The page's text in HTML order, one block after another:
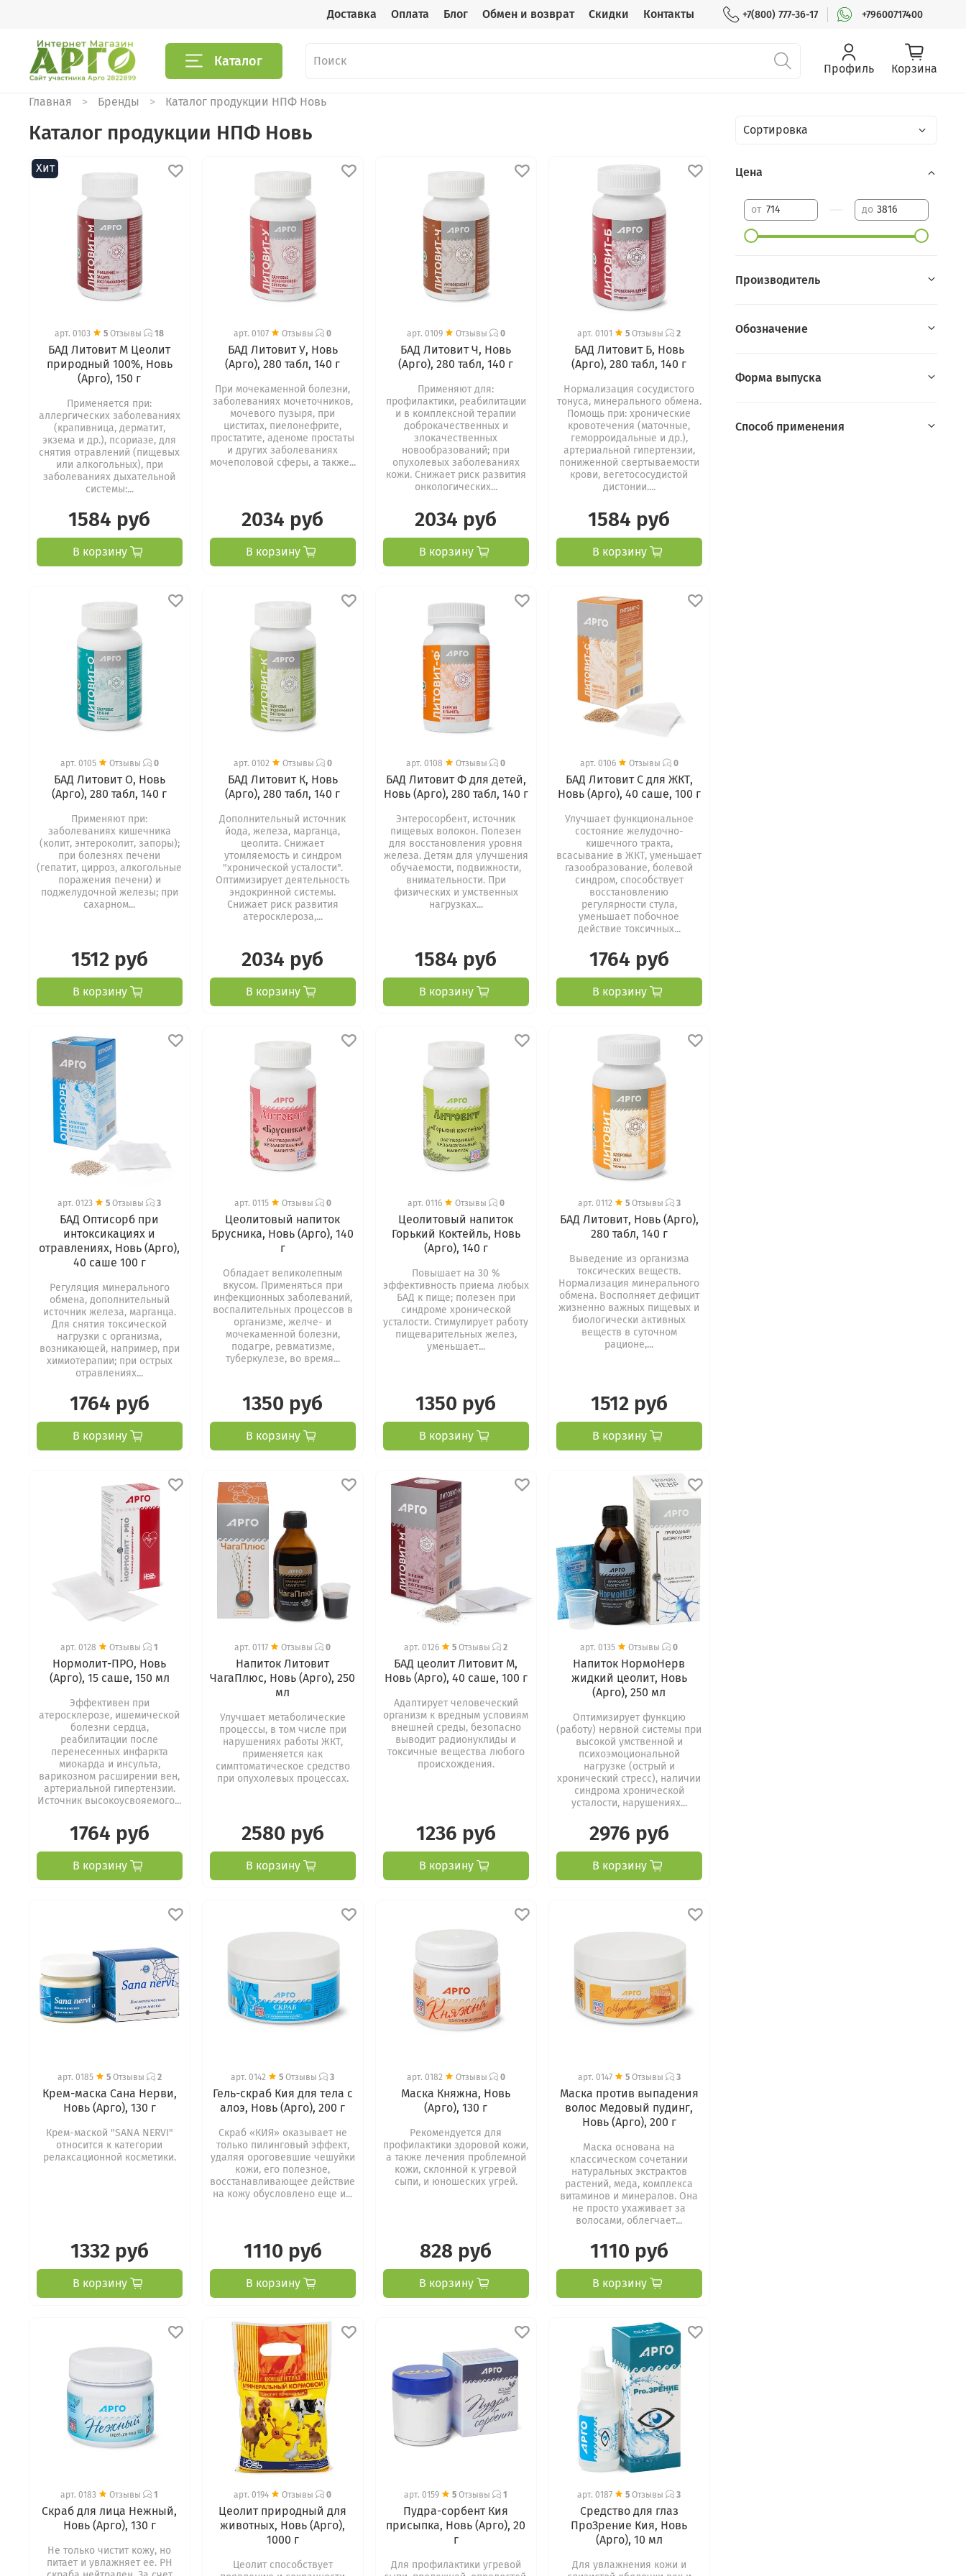
Доставка Оплата Блог Обмен и возврат Скидки Контакты +7(800) 777-36-17 +79600717400
Каталог Профиль Корзина
Главная Бренды Каталог продукции НПФ Новь
Каталог продукции НПФ Новь
Хит
арт.0103 5 Отзывы 18
БАД Литовит М Цеолит
природный 100%, Новь
(Арго), 150 г
Применяется при:
аллергических заболеваниях
(крапивница, дерматит,
экзема и др.), псориазе, для
снятия отравлений (пищевых
или алкогольных), при
заболеваниях дыхательной
системы:...
1584 руб
В корзину
арт.0107 Отзывы 0
БАД Литовит У, Новь
(Арго), 280 табл, 140 г
При мочекаменной болезни,
заболеваниях мочеточников,
мочевого пузыря, при
циститах, пиелонефрите,
простатите, аденоме простаты
и других заболеваниях
мочеполовой сферы, а также...
2034 руб
В корзину
арт. 0109 Отзывы 0
БАД Литовит Ч, Новь
(Арго), 280 табл, 140 г
Применяют для:
профилактики, реабилитации
и в комплексной терапии
доброкачественных и
злокачественных
новообразований; при
опухолевых заболеваниях
кожи. Снижает риск развития
онкологических...
2034 руб
В корзину
арт.0101 5 Отзывы 2
БАД Литовит Б, Новь
(Арго), 280 табл, 140 г
Нормализация сосудистого
тонуса, минерального обмена.
Помощь при: хронические
кровотечения (маточные,
геморроидальные и др.),
артериальной гипертензии,
пониженной свертываемости
крови, вегетососудистой
дистонии....
1584 руб
В корзину
арт. 0105 Отзывы 0
БАД Литовит О, Новь
(Арго), 280 табл, 140 г
Применяют при:
заболеваниях кишечника
(колит, энтероколит, запоры);
при болезнях печени
(гепатит, цирроз, алкогольные
поражения печени) и
поджелудочной железы; при
сахарном...
1512 руб
В корзину
арт. 0102 Отзывы 0
БАД Литовит К, Новь
(Арго), 280 табл, 140 г
Дополнительный источник
йода, железа, марганца,
цеолита. Снижает
утомляемость и синдром
"хронической усталости".
Оптимизирует деятельность
эндокринной системы.
Снижает риск развития
атеросклероза,...
2034 руб
В корзину
арт.0108 Отзывы 0
БАД Литовит Ф для детей,
Новь (Арго), 280 табл, 140 г
Энтеросорбент, источник
пищевых волокон. Полезен
для восстановления уровня
железа. Детям для улучшения
обучаемости, подвижности,
внимательности. При
физических и умственных
нагрузках...
1584 руб
В корзину
арт. 0106 Отзывы 0
БАД Литовит С для ЖКТ,
Новь (Арго), 40 саше, 100 г
Улучшает функциональное
состояние желудочно-
кишечного тракта,
всасывание в ЖКТ, уменьшает
газообразование, болевой
синдром, способствует
восстановлению
регулярности стула,
уменьшает побочное
действие токсичных...
1764 руб
В корзину
арт.0123 5 Отзывы 3
БАД Оптисорб при
интоксикациях и
отравлениях, Новь (Арго),
40 саше 100 г
Регуляция минерального
обмена, дополнительный
источник железа, марганца.
Для снятия токсической
нагрузки с организма,
возникающей, например, при
химиотерапии; при острых
отравлениях...
1764 руб
В корзину
арт. 0115 Отзывы 0
Цеолитовый напиток
Брусника, Новь (Арго), 140
г
Обладает великолепным
вкусом. Применяться при
инфекционных заболеваний,
воспалительных процессов в
организме, желче- и
мочекаменной болезни,
подагре, ревматизме,
туберкулезе, во время...
1350 руб
В корзину
арт. 0116 Отзывы 0
Цеолитовый напиток
Горький Коктейль, Новь
(Арго), 140 г
Повышает на 30 %
эффективность приема любых
БАД к пище; полезен при
синдроме хронической
усталости. Стимулирует работу
пищеварительных желез,
уменьшает...
1350 руб
В корзину
арт. 0112 5Отзывы 3
БАД Литовит, Новь (Арго),
280 табл, 140 г
Выведение из организма
токсических веществ.
Нормализация минерального
обмена. Восполняет дефицит
жизненно важных пищевых и
биологически активных
веществ в суточном
рационе,...
1512 руб
В корзину
арт.0128 Отзывы 1
Нормолит-ПРО, Новь
(Арго), 15 саше, 150 мл
Эффективен при
атеросклерозе, ишемической
болезни сердца,
реабилитации после
перенесенных инфаркта
миокарда и инсульта,
варикозном расширении вен,
артериальной гипертензии.
Источник высокоусвояемого...
1764 руб
В корзину
арт.0117 Отзывы 0
Напиток Литовит
ЧагаПлюс, Новь (Арго), 250
мл
Улучшает метаболические
процессы, в том числе при
нарушениях работы ЖКТ,
применяется как
симптоматическое средство
при опухолевых процессах.
2580 руб
В корзину
арт.0126 5 Отзывы 2
БАД цеолит Литовит М,
Новь (Арго), 40 саше, 100 г
Адаптирует человеческий
организм к вредным условиям
внешней среды, безопасно
выводит радионуклиды и
токсичные вещества любого
происхождения.
1236 руб
В корзину
арт.0135 Отзывы 0
Напиток НормоНерв
жидкий цеолит, Новь
(Арго), 250 мл
Оптимизирует функцию
(работу) нервной системы при
высокой умственной и
психоэмоциональной
нагрузке (острый и
хронический стресс), наличии
синдрома хронической
усталости, нарушениях...
2976 руб
В корзину
арт. 0185 5Отзывы 2
Крем-маска Сана Нерви,
Новь (Арго), 130 г
Крем-маской "SANA NERVI"
относится к категории
релаксационной косметики.
1332 руб
В корзину
арт.0142 5 Отзывы 3
Гель-скраб Кия для тела с
алоэ, Новь (Арго), 200 г
Скраб «КИЯ» оказывает не
только пилинговый эффект,
удаляя ороговевшие чешуйки
кожи, его полезное,
восстанавливающее действие
на кожу обусловлено еще и...
1110 руб
В корзину
арт. 0182 Отзывы 0
Маска Княжна, Новь
(Арго), 130 г
Рекомендуется для
профилактики здоровой кожи,
а также лечения проблемной
кожи, склонной к угревой
сыпи, и юношеских угрей.
828 руб
В корзину
арт. 0147 5Отзывы 3
Маска против выпадения
волос Медовый пудинг,
Новь (Арго), 200 г
Маска основана на
классическом сочетании
натуральных экстрактов
растений, меда, комплекса
витаминов и минералов. Она
не просто ухаживает за
волосами, облегчает...
1110 руб
В корзину
арт.0183 Отзывы 1
Скраб для лица Нежный,
Новь (Арго), 130 г
Не только чистит кожу, но
питает и увлажняет ее. РH
арт.0194 Отзывы 0
Цеолит природный для
животных, Новь (Арго),
1000 г
Цеолит способствует
арт.0159 5 Отзывы 1
Пудра-сорбент Кия
присыпка, Новь (Арго), 20
г
Для профилактики угревой
арт.0187 5 Отзывы 3
Средство для глаз
ПроЗрение Кия, Новь
(Арго), 10 мл
Для увлажнения кожи и
Цена
от до
Производитель
Обозначение
Форма выпуска
Способ применения